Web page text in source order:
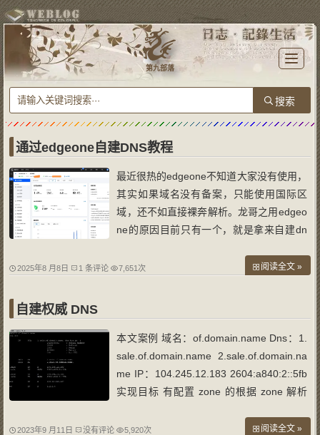
T
o
l
e
n
i
n
第九部落
通过edgeone自建DNS教程
最近很热的edgeone不知道大家没有使用，
其实如果域名没有备案，只能使用国际区
域，还不如直接裸奔解析。龙哥之用edgeo
ne的原因目前只有一个，就是拿来自建dn
面龙哥简单介绍下通过edgeone自建dns的
注册
2025年8 月8日 1 条评论 7,651次 阅读全文 »
自建权威 DNS
本文案例 域名：of.domain.name Dns：1.
sale.of.domain.name 2.sale.of.domain.na
me IP：104.245.12.183 2604:a840:2::5fb
实现目标 有配置 zone 的根据 zone 解析
参数 用途 用于类似dan的域名贩卖逻辑，
2023年9 月11日 没有评论 5,920次 阅读全文 »